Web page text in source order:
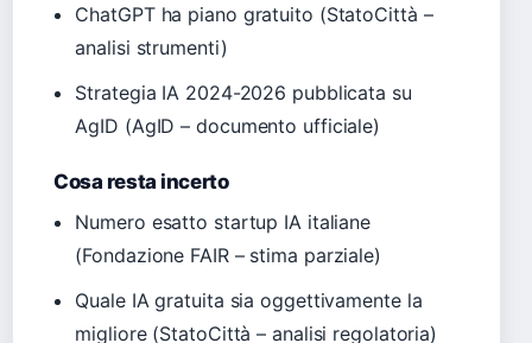
ChatGPT ha piano gratuito (StatoCittà –
analisi strumenti)
Strategia IA 2024-2026 pubblicata su
AgID (AgID – documento ufficiale)
Cosa resta incerto
Numero esatto startup IA italiane
(Fondazione FAIR – stima parziale)
Quale IA gratuita sia oggettivamente la
migliore (StatoCittà – analisi regolatoria)